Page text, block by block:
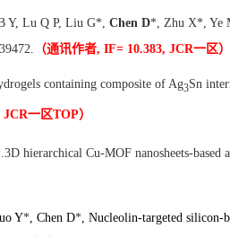
Y, Lu Q P, Liu G*, Chen D*, Zhu X*, Ye
（通讯作者, IF= 10.383, JCR一区）
containing composite of Ag3Sn
JCR一区TOP）
hierarchical Cu-MOF nanosheets-based
Y* , Chen D* , Nucleolin-targeted silicon-